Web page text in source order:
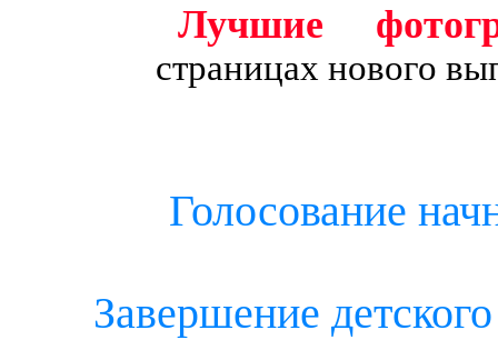
Лучшие
страницах нового
Голосование
Завершение